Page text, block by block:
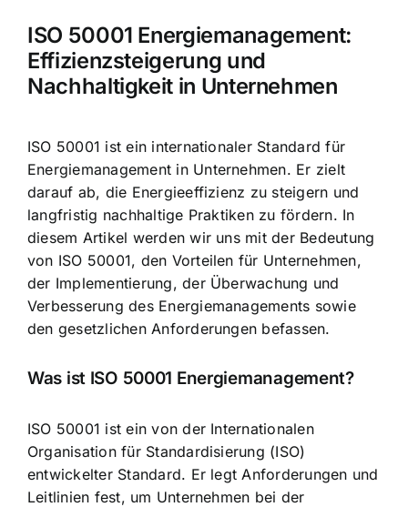
ISO 50001 Energiemanagement:
Effizienzsteigerung und
Nachhaltigkeit in Unternehmen
ISO 50001 ist ein internationaler Standard für
Energiemanagement in Unternehmen. Er zielt
darauf ab, die Energieeffizienz zu steigern und
langfristig nachhaltige Praktiken zu fördern. In
diesem Artikel werden wir uns mit der Bedeutung
von ISO 50001, den Vorteilen für Unternehmen,
der Implementierung, der Überwachung und
Verbesserung des Energiemanagements sowie
den gesetzlichen Anforderungen befassen.
Was ist ISO 50001 Energiemanagement?
ISO 50001 ist ein von der Internationalen
Organisation für Standardisierung (ISO)
entwickelter Standard. Er legt Anforderungen und
Leitlinien fest, um Unternehmen bei der